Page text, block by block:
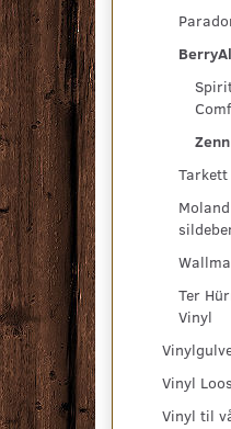
Tarkett
Ter
Vinyl
Vinyl
Vinyl til
VINYLGULV PLANK,
ZENN CLICK COMFORT
55, FARO